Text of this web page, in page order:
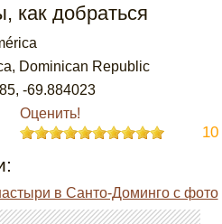
как добраться
Dominican Republic
,-69.884023
Оценить!
10
в Санто-Доминго с фото